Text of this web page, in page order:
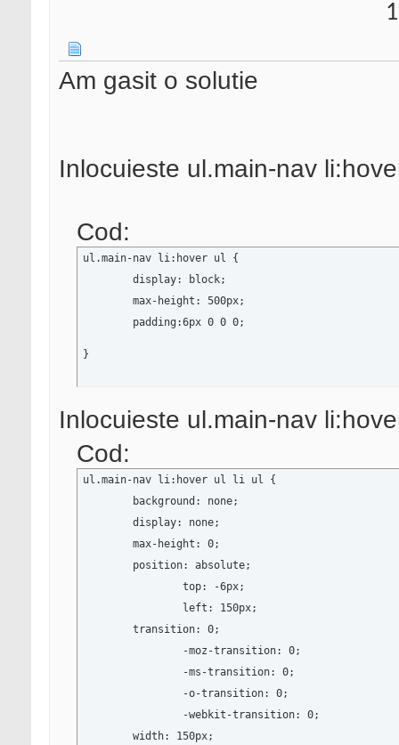
Am gasit o solutie
Inlocuieste ul.main-nav
Cod:
ul.main-nav li:hover ul {
        padding:6px 0 0 0;
}
Inlocuieste ul.main-nav
Cod:
ul.main-nav li:hover ul li ul {